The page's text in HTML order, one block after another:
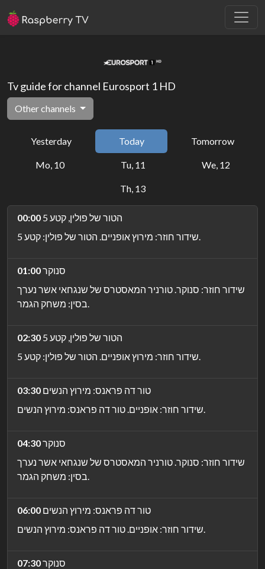
Tv guide for channel Eurosport 1 HD
Other channels
Yesterday Today Tomorrow
Mo, 10 Tu, 11 We, 12
Th, 13
00:00
הטור של פולין, קטע 5
שידור חוזר: מירוץ אופניים. הטור של פולין: קטע 5.
01:00סנוקר
שידור חוזר: סנוקר. טורניר המאסטרס של שנגחאי אשר נערך
בסין: משחק הגמר.
02:30
הטור של פולין, קטע 5
שידור חוזר: מירוץ אופניים. הטור של פולין: קטע 5.
03:30 טור דה פראנס: מירוץ הנשים
שידור חוזר: אופניים. טור דה פראנס: מירוץ הנשים.
04:30סנוקר
שידור חוזר: סנוקר. טורניר המאסטרס של שנגחאי אשר נערך
בסין: משחק הגמר.
06:00 טור דה פראנס: מירוץ הנשים
שידור חוזר: אופניים. טור דה פראנס: מירוץ הנשים.
07:30סנוקר